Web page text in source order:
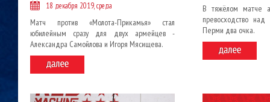
18 декабря 2019, среда
Матч против «Молота-Прикамья» стал
юбилейным сразу для двух армейцев -
Александра Самойлова и Игоря Мясищева.
В тяжёлом матче
превосходство
Перми два очка.